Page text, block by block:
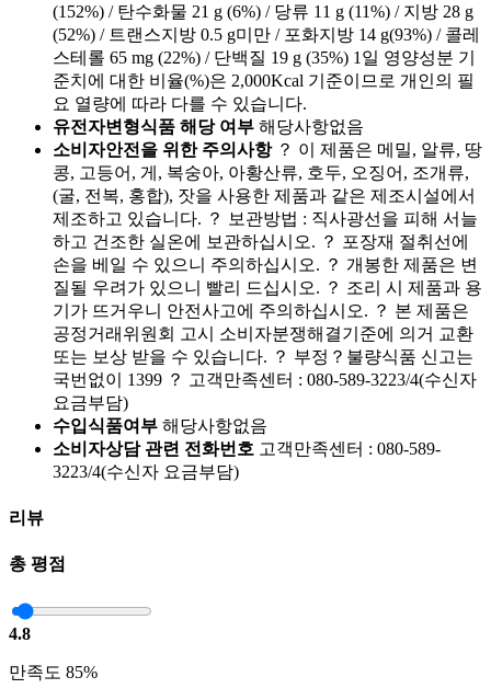
(152%) / 탄수화물 21 g (6%) / 당류 11 g (11%) / 지방 28 g
(52%) / 트랜스지방 0.5 g미만 / 포화지방 14 g(93%) / 콜레
스테롤 65 mg (22%) / 단백질 19 g (35%) 1일 영양성분 기
준치에 대한 비율(%)은 2,000Kcal 기준이므로 개인의 필
요 열량에 따라 다를 수 있습니다.
유전자변형식품 해당 여부 해당사항없음
소비자안전을 위한 주의사항 ？ 이 제품은 메밀, 알류, 땅
콩, 고등어, 게, 복숭아, 아황산류, 호두, 오징어, 조개류,
(굴, 전복, 홍합), 잣을 사용한 제품과 같은 제조시설에서
제조하고 있습니다. ？ 보관방법 : 직사광선을 피해 서늘
하고 건조한 실온에 보관하십시오. ？ 포장재 절취선에
손을 베일 수 있으니 주의하십시오. ？ 개봉한 제품은 변
질될 우려가 있으니 빨리 드십시오. ？ 조리 시 제품과 용
기가 뜨거우니 안전사고에 주의하십시오. ？ 본 제품은
공정거래위원회 고시 소비자분쟁해결기준에 의거 교환
또는 보상 받을 수 있습니다. ？ 부정？불량식품 신고는
국번없이 1399 ？ 고객만족센터 : 080-589-3223/4(수신자
요금부담)
수입식품여부 해당사항없음
소비자상담 관련 전화번호 고객만족센터 : 080-589-
3223/4(수신자 요금부담)
리뷰
총 평점
4.8
만족도 85%